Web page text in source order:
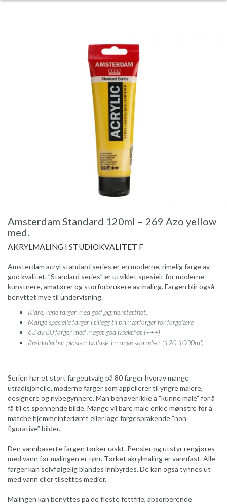
Amsterdam Standard 120ml – 269 Azo yellow
med.
AKRYLMALING I STUDIOKVALITET F
Amsterdam acryl standard series er en moderne, rimelig farge av
god kvalitet. ”Standard series” er utviklet spesielt for moderne
kunstnere, amatører og storforbrukere av maling. Fargen blir også
benyttet mye til undervisning.
Klare, rene farger med god pigmenttetthet.
Mange spesielle farger i tillegg til primærfarger for fargelære
63 av 80 farger med meget god lysekthet (+++)
Resirkulerbar plastemballasje i mange størrelser (120-1000ml)
Serien har et stort fargeutvalg på 80 farger hvorav mange
utradisjonelle, moderne farger som appellerer til yngre malere,
designere og nybegynnere. Man behøver ikke å ”kunne male” for å
få til et spennende bilde. Mange vil bare male enkle mønstre for å
matche hjemmeinteriøret eller lage fargesprakende ”non
figurative” bilder.
Den vannbaserte fargen tørker raskt. Pensler og utstyr rengjøres
med vann før malingen er tørr. Tørket akrylmaling er vannfast. Alle
farger kan selvfølgelig blandes innbyrdes. De kan også tynnes ut
med vann eller tilsettes medier.
Malingen kan benyttes på de fleste fettfrie, absorberende